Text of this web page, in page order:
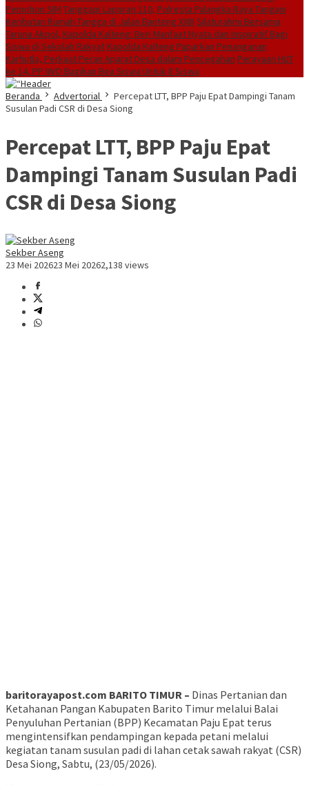
Pemohon SIM Tanggapi Laporan 110, Polresta Palangka Raya Tangani
Keributan Rumah Tangga di Jalan Banteng XXIII Silaturahmi Bersama
Taruna Akpol, Kapolda Kalteng: Beri Manfaat Nyata dan Inspiratif Bagi
Siswa di Sekolah RakyatKapolda Kalteng Paparkan Penanganan
Karhutla, Perkuat Peran Aparat Desa dalam Pencegahan Perayaan HUT
ke 14, PP IWO Bagikan Bea Siswa Untuk 8 Siswa
Beranda
Advertorial
Percepat LTT, BPP Paju Epat Dampingi Tanam
Susulan Padi CSR di Desa Siong
Percepat LTT, BPP Paju Epat
Dampingi Tanam Susulan Padi
CSR di Desa Siong
Sekber Aseng
23 Mei 202623 Mei 20262,138 views
baritorayapost.com BARITO TIMUR – Dinas Pertanian dan
Ketahanan Pangan Kabupaten Barito Timur melalui Balai
Penyuluhan Pertanian (BPP) Kecamatan Paju Epat terus
mengintensifkan pendampingan kepada petani melalui
kegiatan tanam susulan padi di lahan cetak sawah rakyat (CSR)
Desa Siong, Sabtu, (23/05/2026).